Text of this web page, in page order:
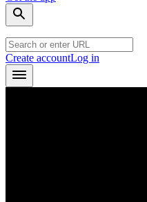
Create accountLog in